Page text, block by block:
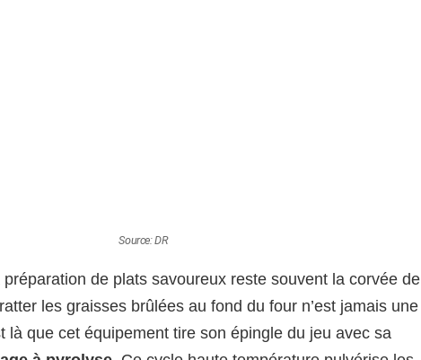
Source: DR
de plats savoureux reste souvent la corvée de
les graisses brûlées au fond du four n’est jamais une
là que cet équipement tire son épingle du jeu avec sa